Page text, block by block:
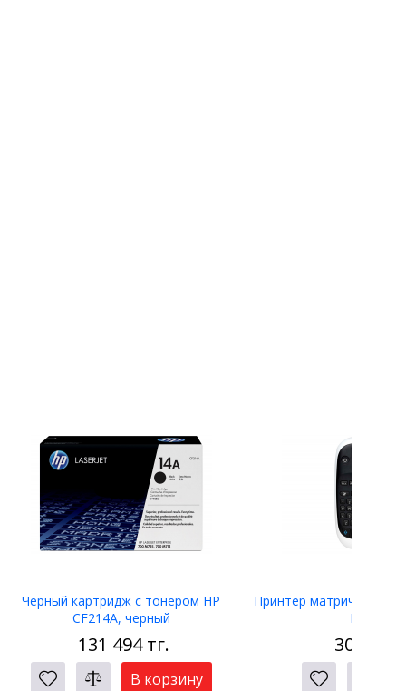
Черный картридж с тонером HP
CF214A, черный
131 494тг.
В корзину
Принтер матричный
LW-400
30 840